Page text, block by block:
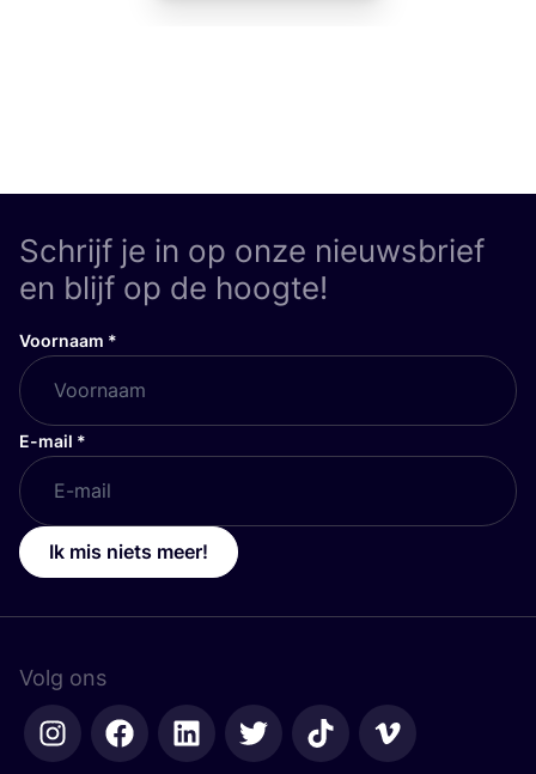
Schrijf je in op onze nieuwsbrief
en blijf op de hoogte!
Voornaam *
E-mail *
Ik mis niets meer!
Volg ons